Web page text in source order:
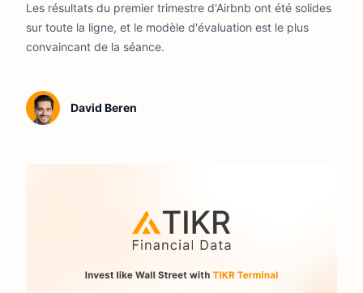
évaluée ?
Les résultats du premier trimestre d'Airbnb ont été solides
sur toute la ligne, et le modèle d'évaluation est le plus
convaincant de la séance.
David Beren